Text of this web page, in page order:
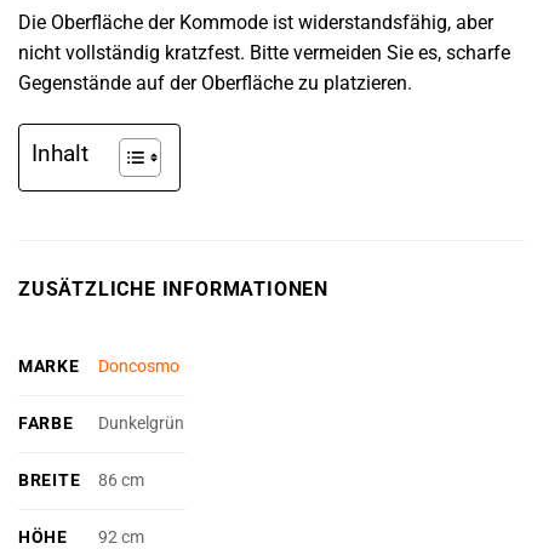
Die Oberfläche der Kommode ist widerstandsfähig, aber
nicht vollständig kratzfest. Bitte vermeiden Sie es, scharfe
Gegenstände auf der Oberfläche zu platzieren.
Inhalt
ZUSÄTZLICHE INFORMATIONEN
MARKE Doncosmo
FARBE Dunkelgrün
BREITE 86 cm
HÖHE 92 cm